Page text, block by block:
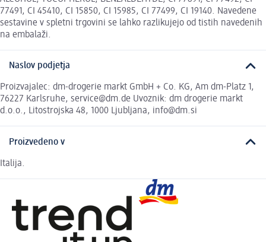
77491, CI 45410, CI 15850, CI 15985, CI 77499, CI 19140. Navedene
sestavine v spletni trgovini se lahko razlikujejo od tistih navedenih
na embalaži.
Naslov podjetja
Proizvajalec: dm-drogerie markt GmbH + Co. KG, Am dm-Platz 1,
76227 Karlsruhe, service@dm.de Uvoznik: dm drogerie markt
d.o.o., Litostrojska 48, 1000 Ljubljana, info@dm.si
Proizvedeno v
Italija.